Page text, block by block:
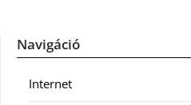
Navigáció
Internet